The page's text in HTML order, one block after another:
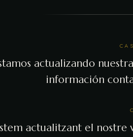
actualizando
información
actualitzant el nostre